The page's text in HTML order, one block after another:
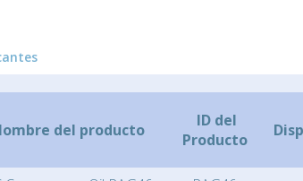
del producto
ID del
Producto